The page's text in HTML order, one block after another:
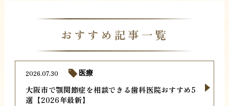
おすすめ記事一覧
大阪市で顎関節症を相談できる歯科医院おすすめ5
選【2026年最新】
2026.07.30 医療